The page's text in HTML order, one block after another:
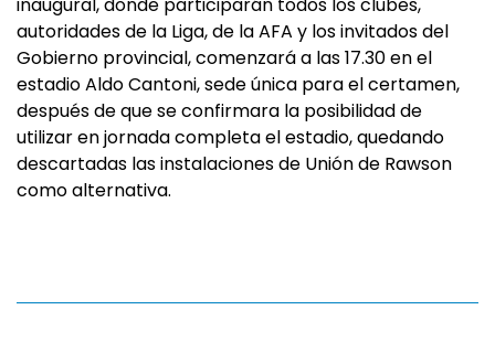
autoridades de la Liga, de la AFA y los invitados del
Gobierno provincial, comenzará a las 17.30 en el
estadio Aldo Cantoni, sede única para el certamen,
después de que se confirmara la posibilidad de
utilizar en jornada completa el estadio, quedando
descartadas las instalaciones de Unión de Rawson
como alternativa.